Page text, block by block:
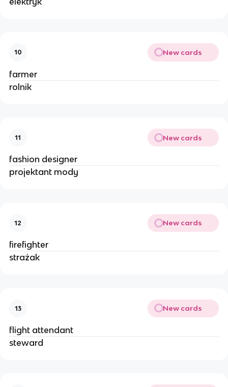
10 New cards
farmer
rolnik
11 New cards
fashion designer
projektant mody
12 New cards
firefighter
strażak
13 New cards
flight attendant
steward